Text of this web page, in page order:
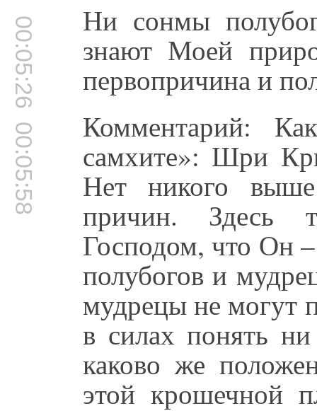
00:05:26 Ни сонмы
знают Моей
первопричина и
00:05:58 Комментарий:
самхите»: Шри
Нет никого
причин. Здесь
Господом, что Он
полубогов и
мудрецы не могут
в силах понять
каково же
этой крошечной